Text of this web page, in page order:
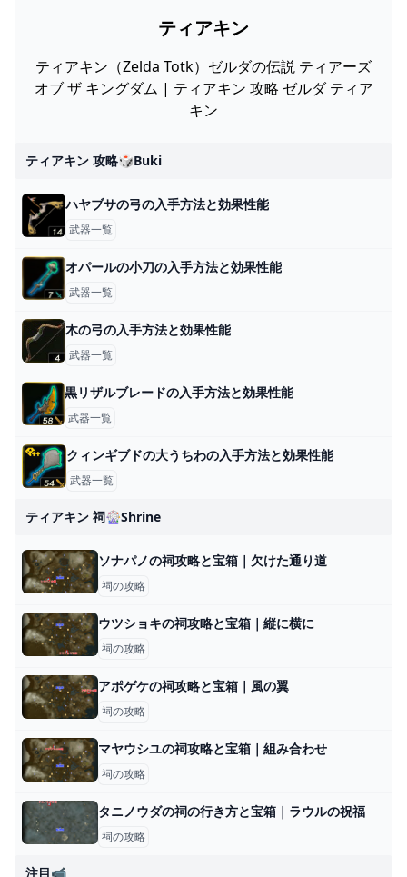
ティアキン
ティアキン（Zelda Totk）ゼルダの伝説 ティアーズ
オブ ザ キングダム | ティアキン 攻略 ゼルダ ティア
キン
ティアキン 攻略🎲buki
ハヤブサの弓の入手方法と効果性能
武器一覧
オパールの小刀の入手方法と効果性能
武器一覧
木の弓の入手方法と効果性能
武器一覧
黒リザルブレードの入手方法と効果性能
武器一覧
クィンギブドの大うちわの入手方法と効果性能
武器一覧
ティアキン 祠🎡shrine
ソナパノの祠攻略と宝箱｜欠けた通り道
祠の攻略
ウツショキの祠攻略と宝箱｜縦に横に
祠の攻略
アポゲケの祠攻略と宝箱｜風の翼
祠の攻略
マヤウシユの祠攻略と宝箱｜組み合わせ
祠の攻略
タニノウダの祠の行き方と宝箱｜ラウルの祝福
祠の攻略
注目📹